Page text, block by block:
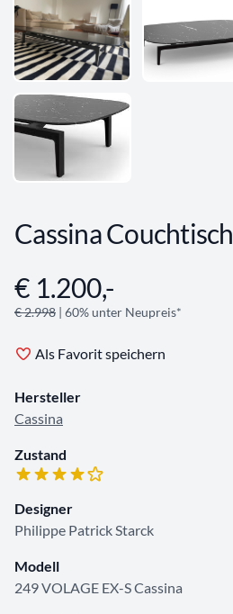
Cassina Couchtisch
Angebotsinformationen
€ 1.200,-
€ 2.998 | 60% unter Neupreis*
Als Favorit speichern
Hersteller
Cassina
Zustand
Designer
Philippe Patrick Starck
Modell
249 VOLAGE EX-S Cassina